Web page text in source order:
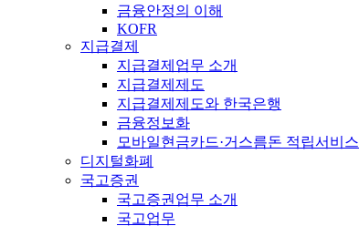
금융안정의 이해
KOFR
지급결제
지급결제업무 소개
지급결제제도
지급결제제도와 한국은행
금융정보화
모바일현금카드·거스름돈 적립서비스
디지털화폐
국고증권
국고증권업무 소개
국고업무